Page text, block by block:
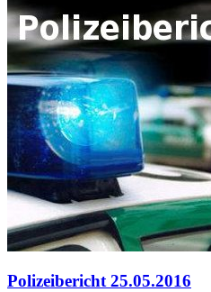
Polizeibericht 25.05.2016